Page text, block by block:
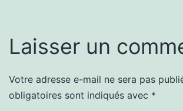
Laisser un
Votre adresse e-mail ne sera pas
obligatoires sont indiqués avec *